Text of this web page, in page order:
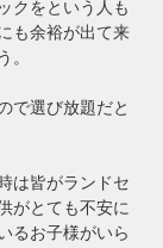
クをという人も
も余裕が出て来
。
で選び放題だと
は皆がランドセ
がとても不安に
るお子様がいら